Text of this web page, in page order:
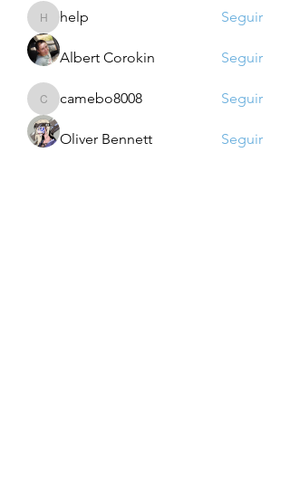
helphelp Seguir
Albert Corokin Seguir
camebo8008
camebo8008 Seguir
Oliver Bennett Seguir